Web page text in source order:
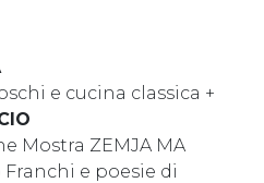
e cucina classica +
Mostra ZEMJA MA
e poesie di